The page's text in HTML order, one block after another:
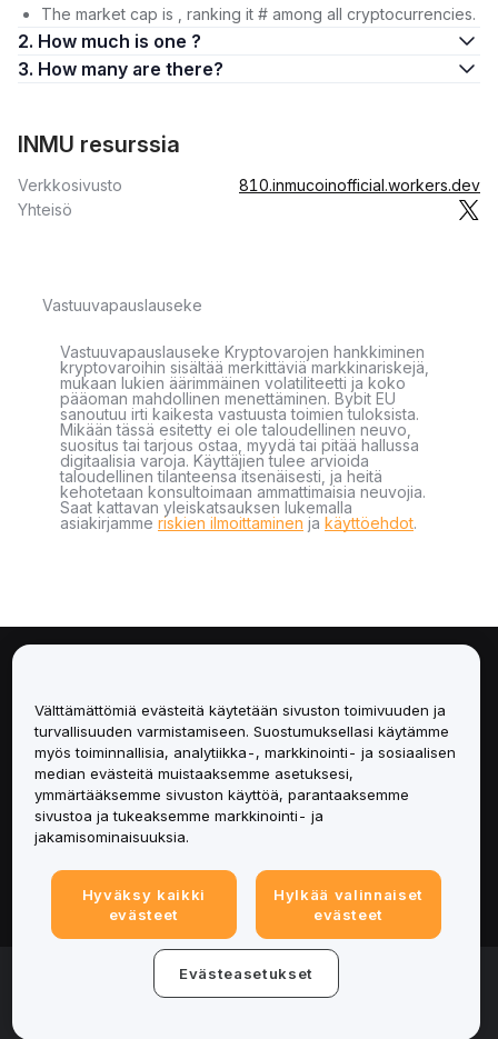
The market cap is , ranking it # among all cryptocurrencies.
2. How much is one ?
3. How many are there?
INMU resurssia
Verkkosivusto
810.inmucoinofficial.workers.dev
Yhteisö
Vastuuvapauslauseke
Vastuuvapauslauseke Kryptovarojen hankkiminen
kryptovaroihin sisältää merkittäviä markkinariskejä,
mukaan lukien äärimmäinen volatiliteetti ja koko
pääoman mahdollinen menettäminen. Bybit EU
sanoutuu irti kaikesta vastuusta toimien tuloksista.
Mikään tässä esitetty ei ole taloudellinen neuvo,
suositus tai tarjous ostaa, myydä tai pitää hallussa
digitaalisia varoja. Käyttäjien tulee arvioida
taloudellinen tilanteensa itsenäisesti, ja heitä
kehotetaan konsultoimaan ammattimaisia neuvojia.
Saat kattavan yleiskatsauksen lukemalla
asiakirjamme riskien ilmoittaminen ja käyttöehdot.
Palvelut
Tuki
Tuotteet
Lakiasiat
© 2025-2026 Bybit.eu. Kaikki oikeudet pidätetään.
Välttämättömiä evästeitä käytetään sivuston toimivuuden ja
turvallisuuden varmistamiseen. Suostumuksellasi käytämme
myös toiminnallisia, analytiikka-, markkinointi- ja sosiaalisen
median evästeitä muistaaksemme asetuksesi,
ymmärtääksemme sivuston käyttöä, parantaaksemme
sivustoa ja tukeaksemme markkinointi- ja
jakamisominaisuuksia.
Hyväksy kaikki
evästeet
Hylkää valinnaiset
evästeet
Evästeasetukset